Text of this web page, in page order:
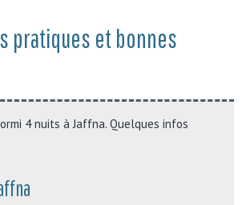
pratiques et bonnes
4 nuits à Jaffna. Quelques infos